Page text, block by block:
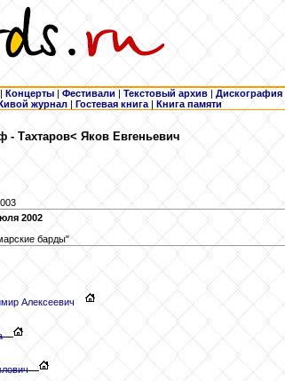
| Концерты | Фестивали | Текстовый архив | Дискография
журнал |Гостевая книга | Книга памяти
- Тахтаров< Яков Евгеньевич
2002
барды"
Алексеевич